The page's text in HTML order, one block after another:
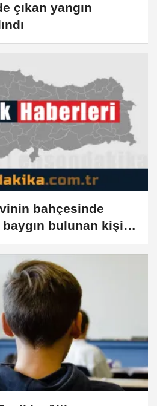
çıkan yangın
bahçesinde
baygın bulunan kişi